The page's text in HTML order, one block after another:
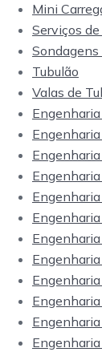
Mini
Serviços
Sondagens
Tubulão
Valas de